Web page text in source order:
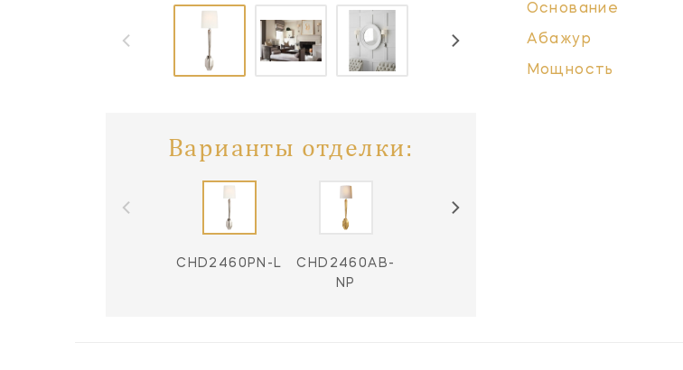
Варианты отделки:
CHD2460PN-L
CHD2460AB-
NP
Основание
Абажур
Мощность